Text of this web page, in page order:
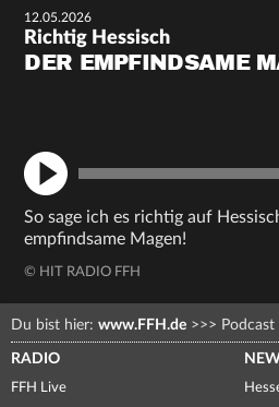
12.05.2026
Richtig Hessisch
DER EMPFINDSAME
So sage ich es richtig auf
empfindsame Magen!
© HIT RADIO FFH
Du bist hier: www.FFH.de >>> Podcast
RADIO
FFH Live